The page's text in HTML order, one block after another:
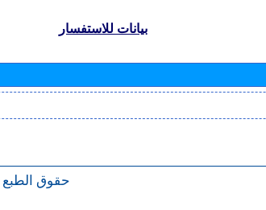
بيانات للاستفسار
حقوق الطبع